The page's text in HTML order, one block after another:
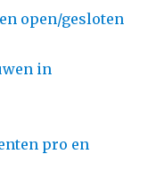
open/gesloten
in
pro en